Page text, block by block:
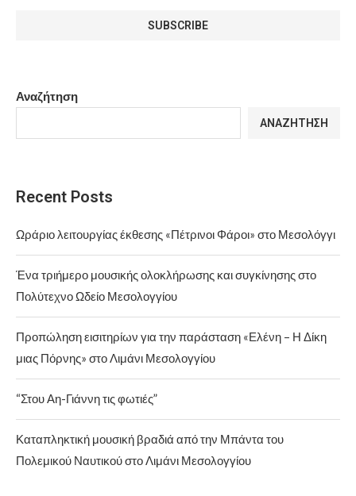
Αναζήτηση
ΑΝΑΖΉΤΗΣΗ
Recent Posts
Ωράριο λειτουργίας έκθεσης «Πέτρινοι Φάροι» στο Μεσολόγγι
Ένα τριήμερο μουσικής ολοκλήρωσης και συγκίνησης στο
Πολύτεχνο Ωδείο Μεσολογγίου
Προπώληση εισιτηρίων για την παράσταση «Ελένη – Η Δίκη
μιας Πόρνης» στο Λιμάνι Μεσολογγίου
“Στου Αη-Γιάννη τις φωτιές”
Καταπληκτική μουσική βραδιά από την Μπάντα του
Πολεμικού Ναυτικού στο Λιμάνι Μεσολογγίου